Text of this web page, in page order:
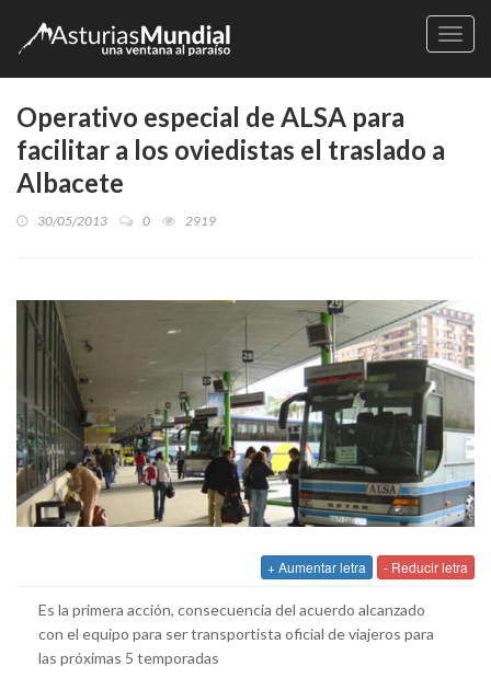
Operativo especial de ALSA para
facilitar a los oviedistas el traslado a
Albacete
30/05/2013 0 2919
+ Aumentar letra - Reducir letra
Es la primera acción, consecuencia del acuerdo alcanzado
con el equipo para ser transportista oficial de viajeros para
las próximas 5 temporadas